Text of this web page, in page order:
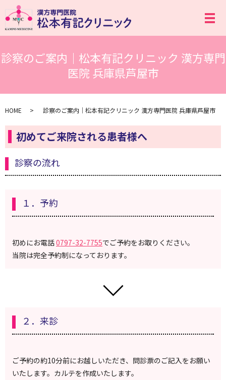
メ
診察のご案内｜松本有記クリニック 漢方専門
医院 兵庫県芦屋市
HOME 診察のご案内｜松本有記クリニック 漢方専門医院 兵庫県芦屋市
初めてご来院される患者様へ
診察の流れ
１．予約
初めにお電話0797-32-7755でご予約をお取りください。
当院は完全予約制になっております。
２．来診
ご予約の約10分前にお越しいただき、問診票のご記入をお願い
いたします。カルテを作成いたします。